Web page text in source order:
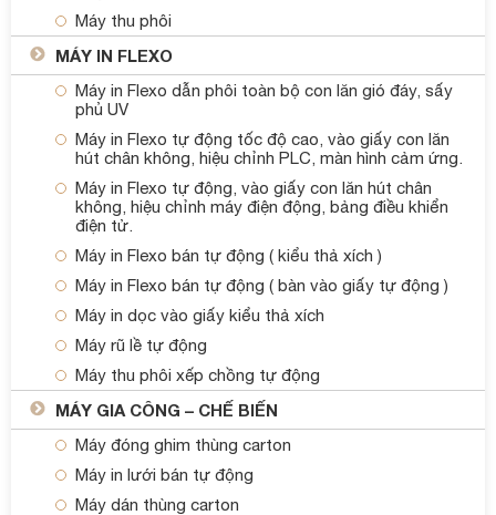
Máy thu phôi
MÁY IN FLEXO
Máy in Flexo dẫn phôi toàn bộ con lăn gió đáy, sấy
phủ UV
Máy in Flexo tự động tốc độ cao, vào giấy con lăn
hút chân không, hiệu chỉnh PLC, màn hình cảm ứng.
Máy in Flexo tự động, vào giấy con lăn hút chân
không, hiệu chỉnh máy điện động, bảng điều khiển
điện tử.
Máy in Flexo bán tự động ( kiểu thả xích )
Máy in Flexo bán tự động ( bàn vào giấy tự động )
Máy in dọc vào giấy kiểu thả xích
Máy rũ lề tự động
Máy thu phôi xếp chồng tự động
MÁY GIA CÔNG – CHẾ BIẾN
Máy đóng ghim thùng carton
Máy in lưới bán tự động
Máy dán thùng carton